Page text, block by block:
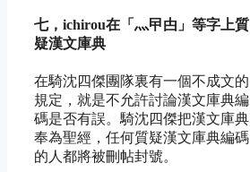
七，ichirou在「灬曱甴」等字上質
疑漢文庫典
在騎沈四傑團隊裏有一個不成文的
規定，就是不允許討論漢文庫典編
碼是否有誤。騎沈四傑把漢文庫典
奉為聖經，任何質疑漢文庫典編碼
的人都將被刪帖封號。